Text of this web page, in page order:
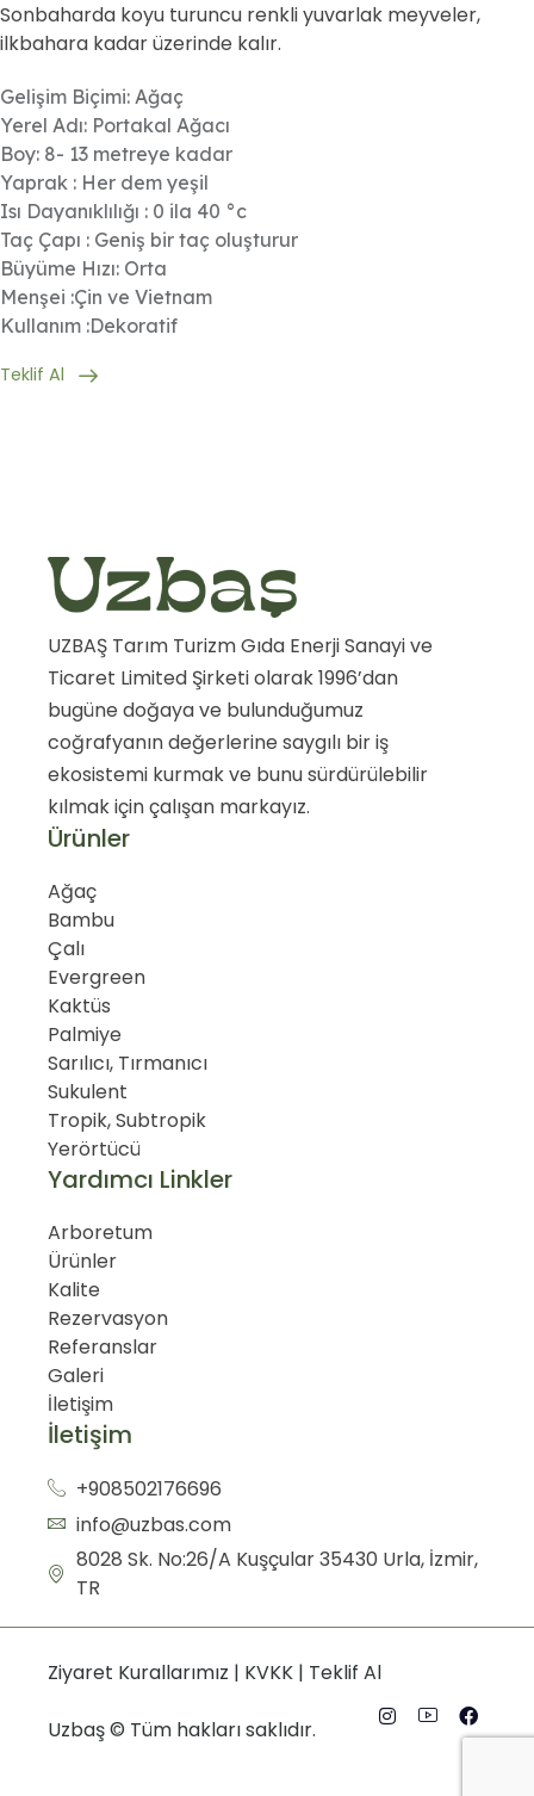
Sonbaharda koyu turuncu renkli yuvarlak meyveler,
ilkbahara kadar üzerinde kalır.
Gelişim Biçimi: Ağaç
Yerel Adı: Portakal Ağacı
Boy: 8- 13 metreye kadar
Yaprak : Her dem yeşil
Isı Dayanıklılığı : 0 ila 40 °c
Taç Çapı : Geniş bir taç oluşturur
Büyüme Hızı: Orta
Menşei :Çin ve Vietnam
Kullanım :Dekoratif
Teklif Al
UZBAŞ Tarım Turizm Gıda Enerji Sanayi ve
Ticaret Limited Şirketi olarak 1996’dan
bugüne doğaya ve bulunduğumuz
coğrafyanın değerlerine saygılı bir iş
ekosistemi kurmak ve bunu sürdürülebilir
kılmak için çalışan markayız.
Ürünler
Ağaç
Bambu
Çalı
Evergreen
Kaktüs
Palmiye
Sarılıcı, Tırmanıcı
Sukulent
Tropik, Subtropik
Yerörtücü
Yardımcı Linkler
Arboretum
Ürünler
Kalite
Rezervasyon
Referanslar
Galeri
İletişim
İletişim
+908502176696
info@uzbas.com
8028 Sk. No:26/A Kuşçular 35430 Urla, İzmir,
TR
Ziyaret Kurallarımız | KVKK| Teklif Al
Uzbaş © Tüm hakları saklıdır.